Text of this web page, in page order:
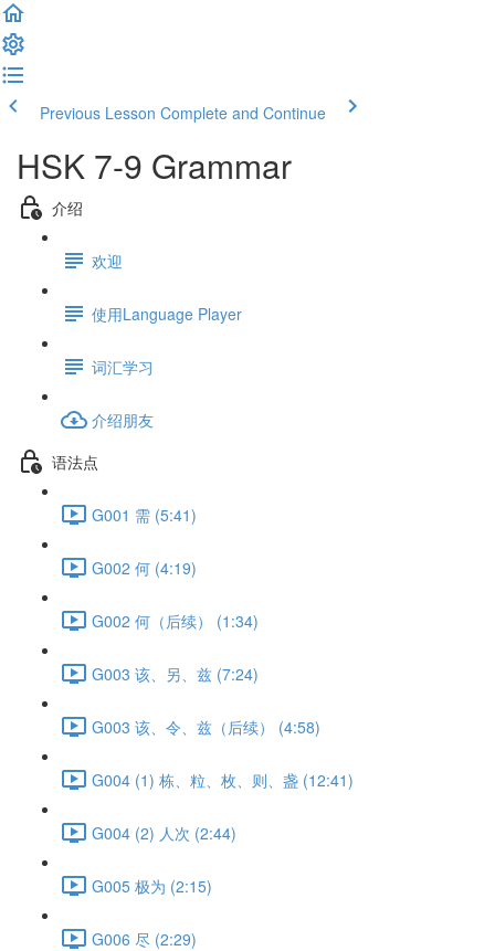
Previous Lesson Complete and Continue
HSK 7-9 Grammar
介绍
欢迎
使用Language Player
词汇学习
介绍朋友
语法点
G001 需 (5:41)
G002 何 (4:19)
G002 何（后续） (1:34)
G003 该、另、兹 (7:24)
G003 该、令、兹（后续） (4:58)
G004 (1) 栋、粒、枚、则、盏 (12:41)
G004 (2) 人次 (2:44)
G005 极为 (2:15)
G006 尽 (2:29)